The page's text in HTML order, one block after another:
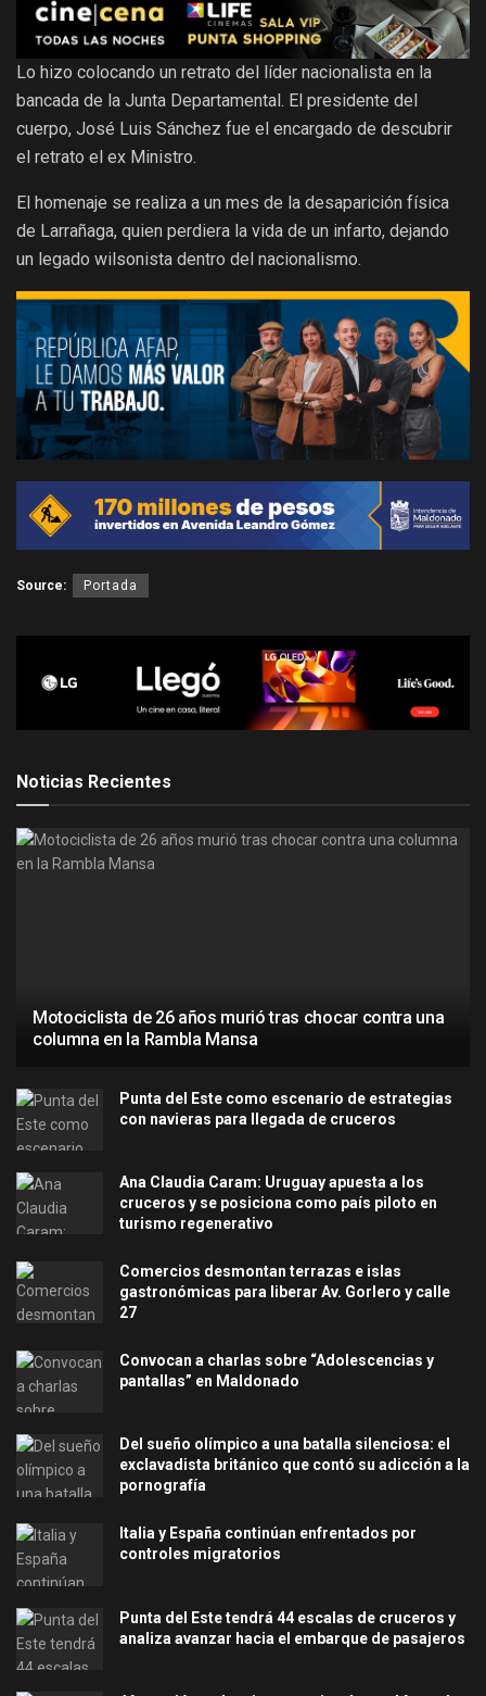
Lo hizo colocando un retrato del líder nacionalista en la
bancada de la Junta Departamental. El presidente del
cuerpo, José Luis Sánchez fue el encargado de descubrir
el retrato el ex Ministro.
El homenaje se realiza a un mes de la desaparición física
de Larrañaga, quien perdiera la vida de un infarto, dejando
un legado wilsonista dentro del nacionalismo.
Source: Portada
Noticias Recientes
Motociclista de 26 años murió tras chocar contra una
columna en la Rambla Mansa
Punta del Este como escenario de estrategias
con navieras para llegada de cruceros
Ana Claudia Caram: Uruguay apuesta a los
cruceros y se posiciona como país piloto en
turismo regenerativo
Comercios desmontan terrazas e islas
gastronómicas para liberar Av. Gorlero y calle
27
Convocan a charlas sobre “Adolescencias y
pantallas” en Maldonado
Del sueño olímpico a una batalla silenciosa: el
exclavadista británico que contó su adicción a la
pornografía
Italia y España continúan enfrentados por
controles migratorios
Punta del Este tendrá 44 escalas de cruceros y
analiza avanzar hacia el embarque de pasajeros